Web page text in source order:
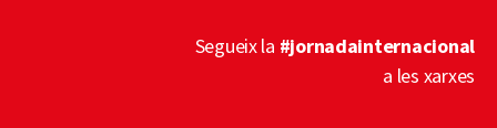
Segueix la #jornadainternacional
a les xarxes